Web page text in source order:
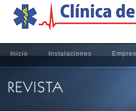
Inicio Instalaciones